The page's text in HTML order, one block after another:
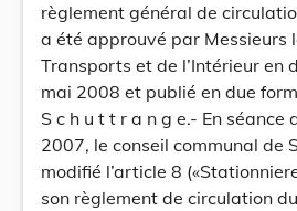
règlement général de
a été approuvé par Messieurs
Transports et de l’Intérieur en
mai 2008 et publié en due
S c h u t t r a n g e.- En séance
2007, le conseil communal de
modifié l’article 8
son règlement de circulation